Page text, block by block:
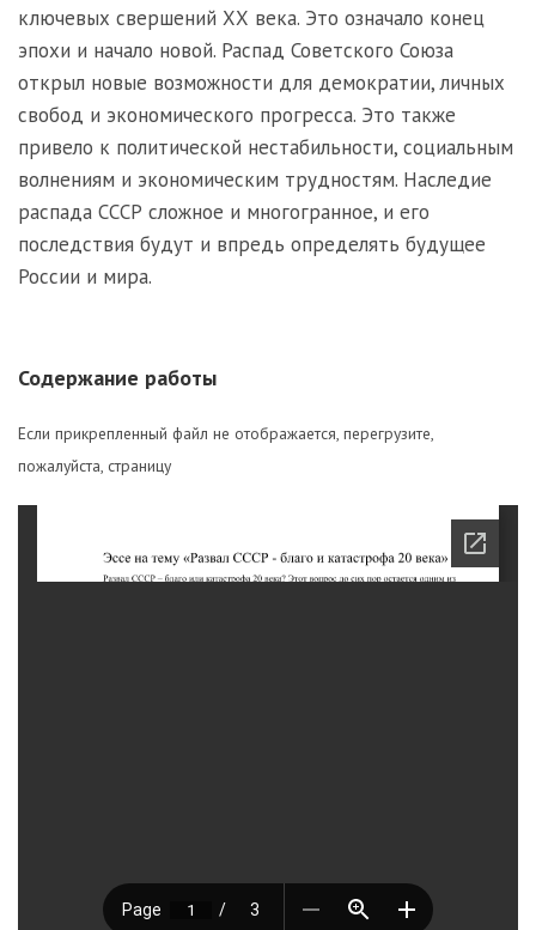
ключевых свершений ХХ века. Это означало конец
эпохи и начало новой. Распад Советского Союза
открыл новые возможности для демократии, личных
свобод и экономического прогресса. Это также
привело к политической нестабильности, социальным
волнениям и экономическим трудностям. Наследие
распада СССР сложное и многогранное, и его
последствия будут и впредь определять будущее
России и мира.
Содержание работы
Если прикрепленный файл не отображается, перегрузите,
пожалуйста, страницу